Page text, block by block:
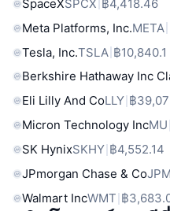
SpaceXSPCX ฿4,418.46
Meta Platforms, Inc.META
Tesla, Inc.TSLA ฿10,840.1
Berkshire Hathaway Inc
Eli Lilly And CoLLY ฿
Micron Technology IncMU
SK HynixSKHY ฿4,552.14
JPmorgan Chase & CoJPM
Walmart IncWMT ฿